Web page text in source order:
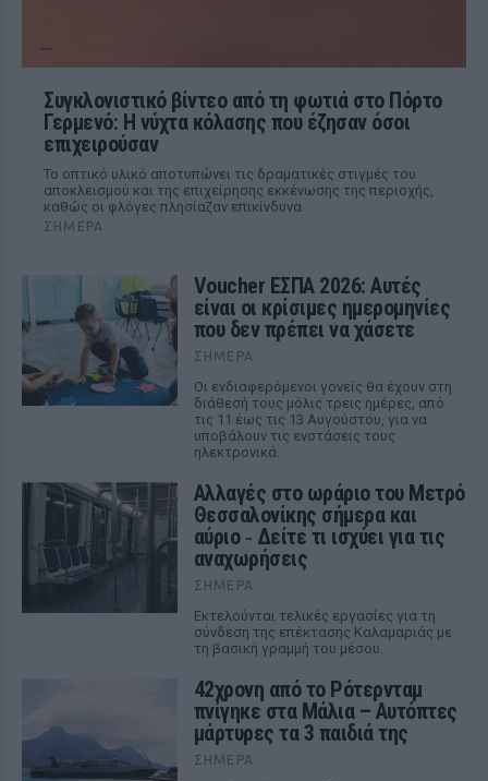
Συγκλονιστικό βίντεο από τη φωτιά στο Πόρτο
Γερμενό: Η νύχτα κόλασης που έζησαν όσοι
επιχειρούσαν
Το οπτικό υλικό αποτυπώνει τις δραματικές στιγμές του
αποκλεισμού και της επιχείρησης εκκένωσης της περιοχής,
καθώς οι φλόγες πλησίαζαν επικίνδυνα
ΣΉΜΕΡΑ
Voucher ΕΣΠΑ 2026: Αυτές
είναι οι κρίσιμες ημερομηνίες
που δεν πρέπει να χάσετε
ΣΉΜΕΡΑ
Οι ενδιαφερόμενοι γονείς θα έχουν στη
διάθεσή τους μόλις τρεις ημέρες, από
τις 11 έως τις 13 Αυγούστου, για να
υποβάλουν τις ενστάσεις τους
ηλεκτρονικά.
Αλλαγές στο ωράριο του Μετρό
Θεσσαλονίκης σήμερα και
αύριο ‑ Δείτε τι ισχύει για τις
αναχωρήσεις
ΣΉΜΕΡΑ
Εκτελούνται τελικές εργασίες για τη
σύνδεση της επέκτασης Καλαμαριάς με
τη βασική γραμμή του μέσου.
42χρονη από το Ρότερνταμ
πνίγηκε στα Μάλια – Αυτόπτες
μάρτυρες τα 3 παιδιά της
ΣΉΜΕΡΑ